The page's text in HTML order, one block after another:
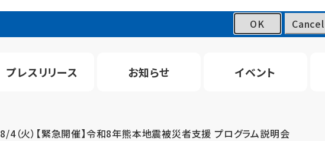
プレスリリース お知らせ イベント
8/4（火）【緊急開催】令和8年熊本地震被災者支援 プログラム説明会
OK Cancel